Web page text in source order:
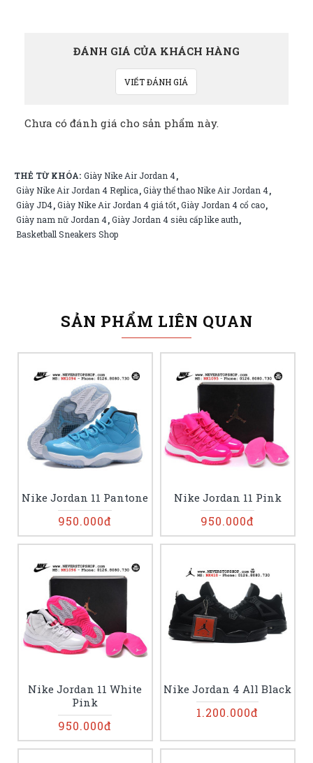
ĐÁNH GIÁ CỦA KHÁCH HÀNG
VIẾT ĐÁNH GIÁ
Chưa có đánh giá cho sản phẩm này.
THẺ TỪ KHÓA: Giày Nike Air Jordan 4,
Giày Nike Air Jordan 4 Replica,Giày thể thao Nike Air Jordan 4,
Giày JD4,Giày Nike Air Jordan 4 giá tốt,Giày Jordan 4 cổ cao,
Giày nam nữ Jordan 4,Giày Jordan 4 siêu cấp like auth,
Basketball Sneakers Shop
SẢN PHẨM LIÊN QUAN
Nike Jordan 11 Pantone
950.000đ
Nike Jordan 11 Pink
950.000đ
Nike Jordan 11 White
Pink
950.000đ
Nike Jordan 4 All Black
1.200.000đ